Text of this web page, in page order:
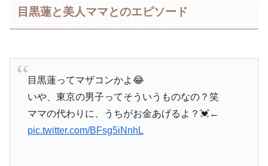
目黒蓮と美人ママとのエピソード
目黒蓮ってマザコンかよ😂
いや、東京の男子ってそういうものなの？笑
ママの代わりに、うちがお金あげるよ？💓←
pic.twitter.com/BFsg5iNnhL